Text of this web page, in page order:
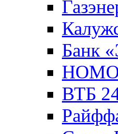
Банк
ВТБ